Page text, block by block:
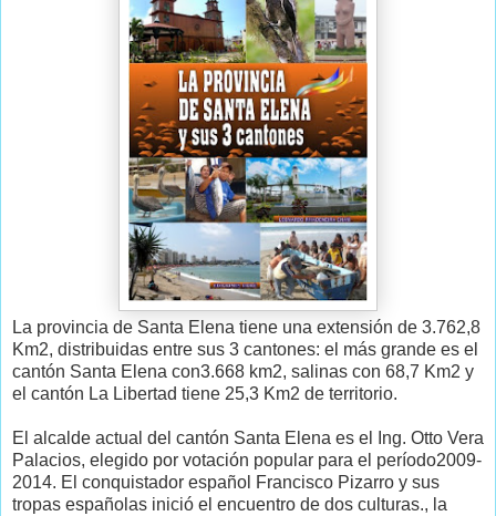
La provincia de Santa Elena tiene una extensión de 3.762,8
Km2, distribuidas entre sus 3 cantones: el más grande es el
cantón Santa Elena con3.668 km2, salinas con 68,7 Km2 y
el cantón La Libertad tiene 25,3 Km2 de territorio.
El alcalde actual del cantón Santa Elena es el Ing. Otto Vera
Palacios, elegido por votación popular para el período2009-
2014. El conquistador español Francisco Pizarro y sus
tropas españolas inició el encuentro de dos culturas., la